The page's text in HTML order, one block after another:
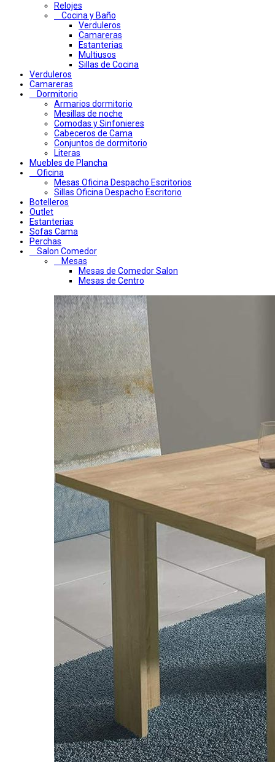
Relojes
Cocina y Baño
Verduleros
Camareras
Estanterias
Multiusos
Sillas de Cocina
Verduleros
Camareras
Dormitorio
Armarios dormitorio
Mesillas de noche
Comodas y Sinfonieres
Cabeceros de Cama
Conjuntos de dormitorio
Literas
Muebles de Plancha
Oficina
Mesas Oficina Despacho Escritorios
Sillas Oficina Despacho Escritorio
Botelleros
Outlet
Estanterias
Sofas Cama
Perchas
Salon Comedor
Mesas
Mesas de Comedor Salon
Mesas de Centro